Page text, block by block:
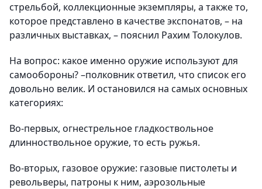
стрельбой, коллекционные экземпляры, а также то,
которое представлено в качестве экспонатов, – на
различных выставках, – пояснил Рахим Толокулов.
На вопрос: какое именно оружие используют для
самообороны? –полковник ответил, что список его
довольно велик. И остановился на самых основных
категориях:
Во-первых, огнестрельное гладкоствольное
длинноствольное оружие, то есть ружья.
Во-вторых, газовое оружие: газовые пистолеты и
револьверы, патроны к ним, аэрозольные